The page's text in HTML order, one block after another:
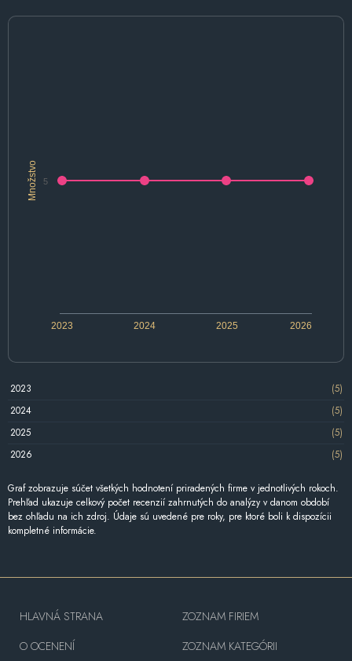
Množstvo
2024 2026
2023 2025
5
2023
(5)
2024
(5)
2025
(5)
2026
(5)
Graf zobrazuje súčet všetkých hodnotení priradených firme v jednotlivých rokoch.
Prehľad ukazuje celkový počet recenzií zahrnutých do analýzy v danom období
bez ohľadu na ich zdroj. Údaje sú uvedené pre roky, pre ktoré boli k dispozícii
kompletné informácie.
HLAVNÁ STRANA
O OCENENÍ
ZOZNAM FIRIEM
ZOZNAM KATEGÓRII